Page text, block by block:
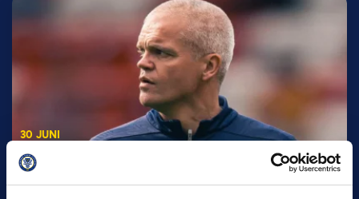
30 JUNI
Helstrup ny tränare i Malmö FF